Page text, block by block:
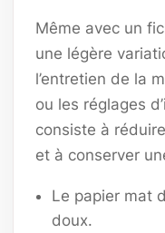
Même avec un
une légère
l’entretien de la
ou les réglages
consiste à
et à conserver
Le papier mat
doux.